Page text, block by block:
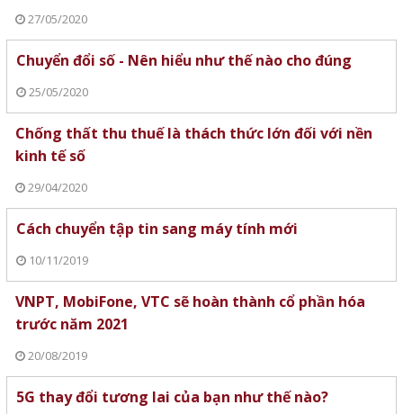
27/05/2020
Chuyển đổi số - Nên hiểu như thế nào cho đúng
25/05/2020
Chống thất thu thuế là thách thức lớn đối với nền
kinh tế số
29/04/2020
Cách chuyển tập tin sang máy tính mới
10/11/2019
VNPT, MobiFone, VTC sẽ hoàn thành cổ phần hóa
trước năm 2021
20/08/2019
5G thay đổi tương lai của bạn như thế nào?